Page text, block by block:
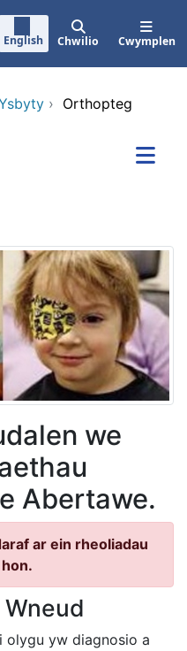
English Chwilio Cwymplen
› Orthopteg
we
Abertawe.
ar ein rheoliadau
olygu yw diagnosio a